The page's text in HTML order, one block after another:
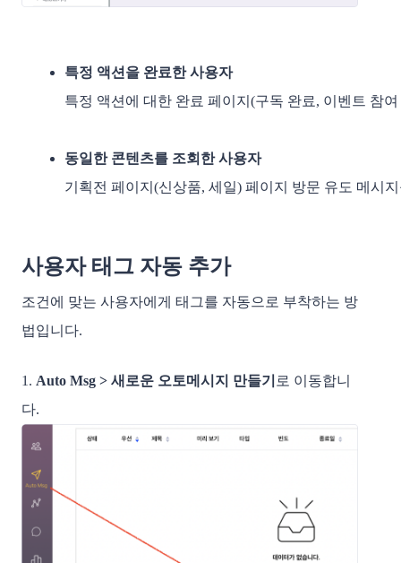
특정 액션을 완료한 사용자
특정 액션에 대한 완료 페이지(구독 완료, 이벤트 참
동일한 콘텐츠를 조회한 사용자
기획전 페이지(신상품, 세일) 페이지 방문 유도 메시
사용자 태그 자동 추가
조건에 맞는 사용자에게 태그를 자동으로 부착하는 방
법입니다.
1. Auto Msg > 새로운 오토메시지 만들기 로 이동합니
다.